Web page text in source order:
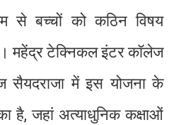
से बच्चों को कठिन विषय
महेंद्र टेक्निकल इंटर कॉलेज
में इस योजना के
है, जहां अत्याधुनिक कक्षाओं